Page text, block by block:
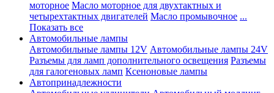
моторное Масло моторное для двухтактных и
четырехтактных двигателей Масло промывочное ...
Показать все
Автомобильные лампы
Автомобильные лампы 12V Автомобильные лампы 24V
Разъемы для ламп дополнительного освещения Разъемы
для галогеновых ламп Ксеноновые лампы
Автопринадлежности